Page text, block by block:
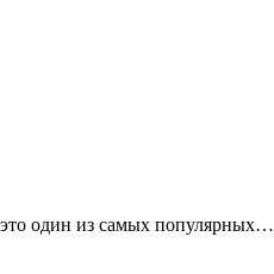
это один из самых популярных…